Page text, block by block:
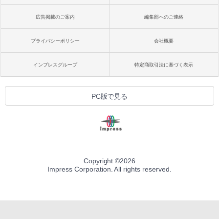
広告掲載のご案内 編集部へのご連絡
プライバシーポリシー 会社概要
インプレスグループ 特定商取引法に基づく表示
PC版で見る
Copyright ©2026
Impress Corporation. All rights reserved.